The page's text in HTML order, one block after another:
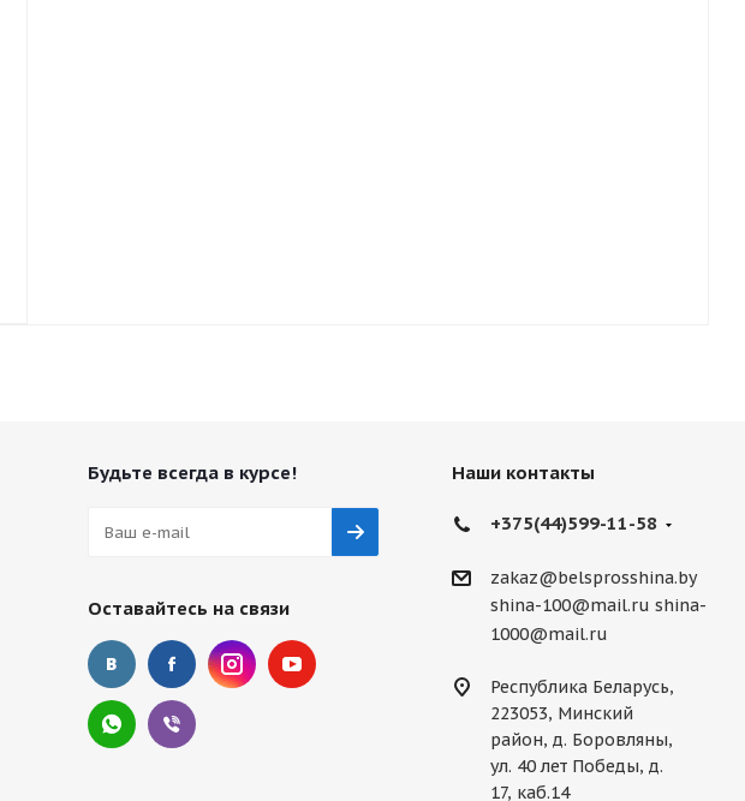
Будьте всегда в курсе!
Оставайтесь на связи
Наши контакты
+375(44)599-11-58
zakaz@belsprosshina.by
shina-100@mail.ru shina-
1000@mail.ru
Республика Беларусь,
223053, Минский
район, д. Боровляны,
ул. 40 лет Победы, д.
17, каб.14